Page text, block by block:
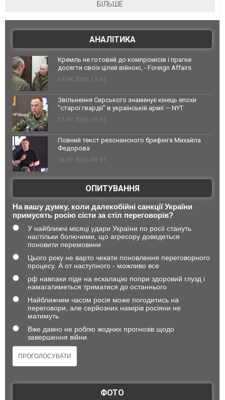
БІЛЬШЕ
АНАЛІТИКА
Кремль не готовий до компромісів і прагне
досягти своїх цілей війною, - Foreign Affairs
03.08.2026 13:02
Звільнення Сирського знаменує кінець епохи
"старої гвардії" в українській армії — NYT
23.07.2026 10:32
Повний текст резонансного брифінга Михайла
Федорова
18.07.2026 09:27
ОПИТУВАННЯ
На вашу думку, коли далекобійні санкції України
примусять росію сісти за стіл переговорів?
У найближчі місяці удари України по росії стануть
настільки болючими, що агресору доведеться
поновити перемовини
Цього року не варто чекати поновлення переговорного
процесу. А от наступного - можливо все
рф навпаки піде на ескалацію попри здоровий глузд і
намагатиметься триматися до останнього
Найближчим часом росія може погодитись на
переговори, але серйозних намірів росіяни не
матимуть
Вже давно не роблю жодних прогнозів щодо
завершення війни
ФОТО